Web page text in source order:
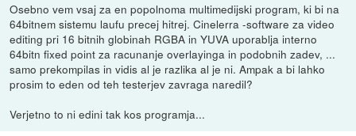
Osebno vem vsaj za en popolnoma multimedijski program, ki bi na
64bitnem sistemu laufu precej hitrej. Cinelerra -software za video
editing pri 16 bitnih globinah RGBA in YUVA uporablja interno
64bitn fixed point za racunanje overlayinga in podobnih zadev, ...
samo prekompilas in vidis al je razlika al je ni. Ampak a bi lahko
prosim to eden od teh testerjev zavraga naredil?
Verjetno to ni edini tak kos programja...